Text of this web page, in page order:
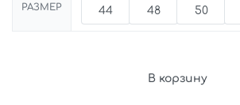
РАЗМЕР 44 48 50
В корзину